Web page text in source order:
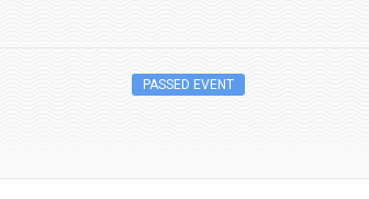
PASSED EVENT